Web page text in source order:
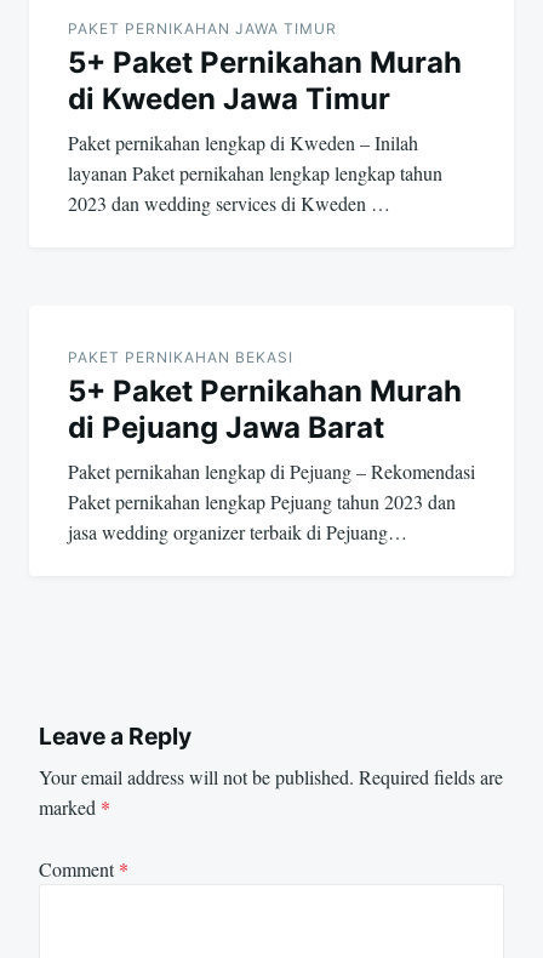
navigation
PAKET PERNIKAHAN JAWA TIMUR
5+ Paket Pernikahan Murah
di Kweden Jawa Timur
Paket pernikahan lengkap di Kweden – Inilah
layanan Paket pernikahan lengkap lengkap tahun
2023 dan wedding services di Kweden …
PAKET PERNIKAHAN BEKASI
5+ Paket Pernikahan Murah
di Pejuang Jawa Barat
Paket pernikahan lengkap di Pejuang – Rekomendasi
Paket pernikahan lengkap Pejuang tahun 2023 dan
jasa wedding organizer terbaik di Pejuang…
Leave a Reply
Your email address will not be published. Required fields are
marked *
Comment*